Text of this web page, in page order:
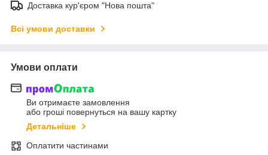
Доставка кур'єром "Нова пошта"
Всі умови доставки
Умови оплати
Ви отримаєте замовлення
або гроші повернуться на вашу картку
Детальніше
Оплатити частинами